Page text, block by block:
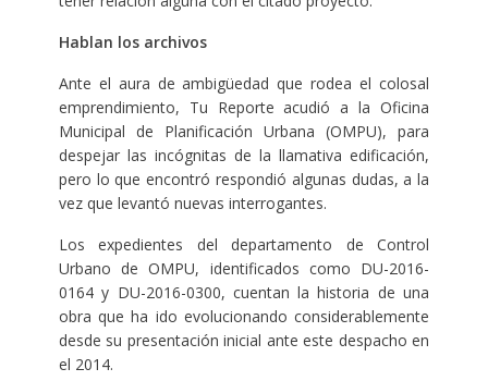
Hablan los archivos
Ante el aura de ambigüedad que rodea el colosal
emprendimiento, Tu Reporte acudió a la Oficina
Municipal de Planificación Urbana (OMPU), para
despejar las incógnitas de la llamativa edificación,
pero lo que encontró respondió algunas dudas, a la
vez que levantó nuevas interrogantes.
Los expedientes del departamento de Control
Urbano de OMPU, identificados como DU-2016-
0164 y DU-2016-0300, cuentan la historia de una
obra que ha ido evolucionando considerablemente
desde su presentación inicial ante este despacho en
el 2014.